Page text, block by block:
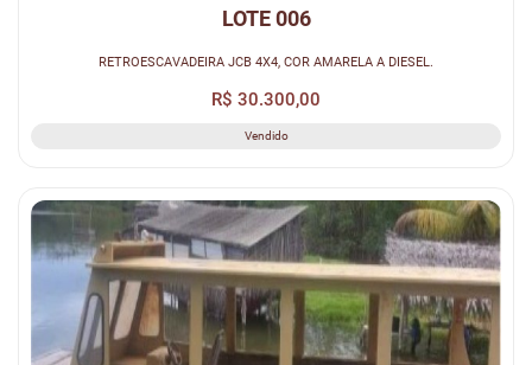
LOTE 006
RETROESCAVADEIRA JCB 4X4, COR AMARELA A DIESEL.
R$ 30.300,00
Vendido